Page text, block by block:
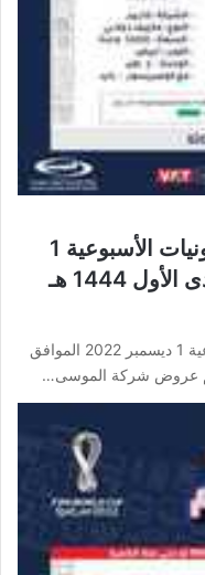
عروض شركة الموسى للإلكترونيات الأسبوعية 1
ديسمبر 2022 الموافق 7 جمادى الأول 1444 هـ
عروض شركة الموسى للإلكترونيات الأسبوعية 1 ديسمبر 2022 الموافق